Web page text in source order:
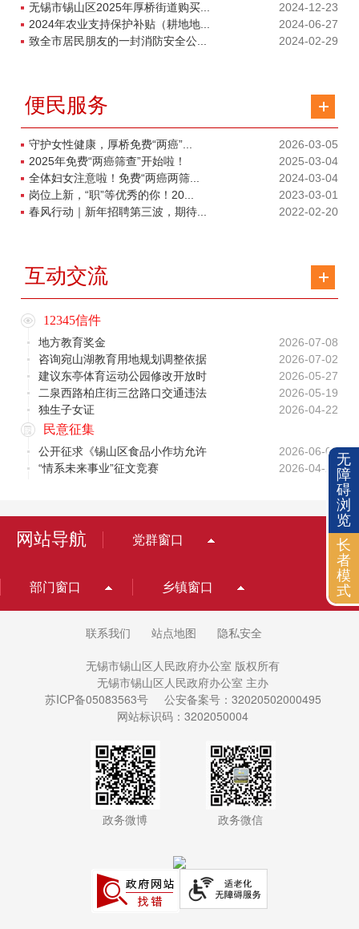
2024-12-23
无锡市锡山区2025年厚桥街道购买...
2024-06-27
2024年农业支持保护补贴（耕地地...
2024-02-29
致全市居民朋友的一封消防安全公...
便民服务
2026-03-05
守护女性健康，厚桥免费“两癌”...
2025-03-04
2025年免费“两癌筛查”开始啦！
2024-03-04
全体妇女注意啦！免费“两癌两筛...
2023-03-01
岗位上新，“职”等优秀的你！20...
2022-02-20
春风行动｜新年招聘第三波，期待...
互动交流
12345信件
2026-07-08
地方教育奖金
2026-07-02
咨询宛山湖教育用地规划调整依据
2026-05-27
建议东亭体育运动公园修改开放时
2026-05-19
二泉西路柏庄街三岔路口交通违法
2026-04-22
独生子女证
民意征集
2026-06-08
公开征求《锡山区食品小作坊允许
2026-04-28
“情系未来事业”征文竞赛
网站导航 党群窗口
部门窗口 乡镇窗口
联系我们 站点地图 隐私安全
无锡市锡山区人民政府办公室 版权所有
无锡市锡山区人民政府办公室 主办
苏ICP备05083563号
公安备案号：32020502000495
网站标识码：3202050004
政务微博 政务微信
无
障
碍
浏
览
长
者
模
式